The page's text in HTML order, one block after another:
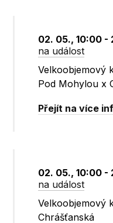
02. 05., 10:00 -
na událost
Velkoobjemový
Pod Mohylou x
Přejít na více
02. 05., 10:00 -
na událost
Velkoobjemový
Chrášťanská